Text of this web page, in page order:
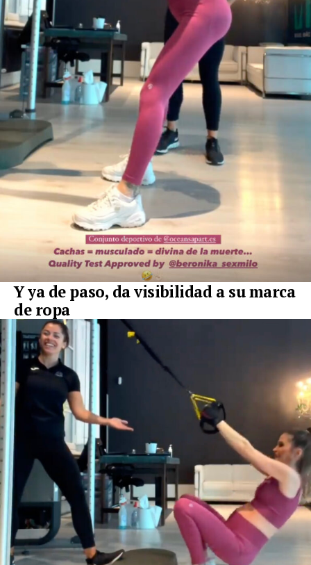
Y ya de paso, da visibilidad a su marca
de ropa